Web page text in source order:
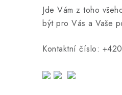
Jde Vám z toho
být pro Vás a Vaše
Kontaktní číslo: